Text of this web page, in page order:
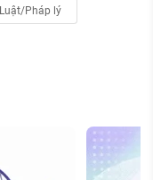
Luật/Pháp lý